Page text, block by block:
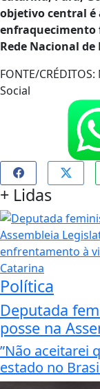
objetivo central é
enfraquecimento
Rede Nacional de
FONTE/CRÉDITOS:
Social
+ Lidas
Política
Deputada
posse na
”Não aceitarei
estado no